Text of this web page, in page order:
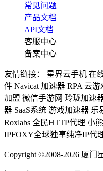
常见问题
产品文档
API文档
客服中心
备案中心
友情链接： 星界云手机 在
件 Navicat 加速器 RPA 云
加盟 微信手游网 玲珑加速
器 SaaS系统 游戏加速器
Roxlabs 全民HTTP代理 小
IPFOXY全球独享纯净IP代
Copyright ©2008-2026 厦